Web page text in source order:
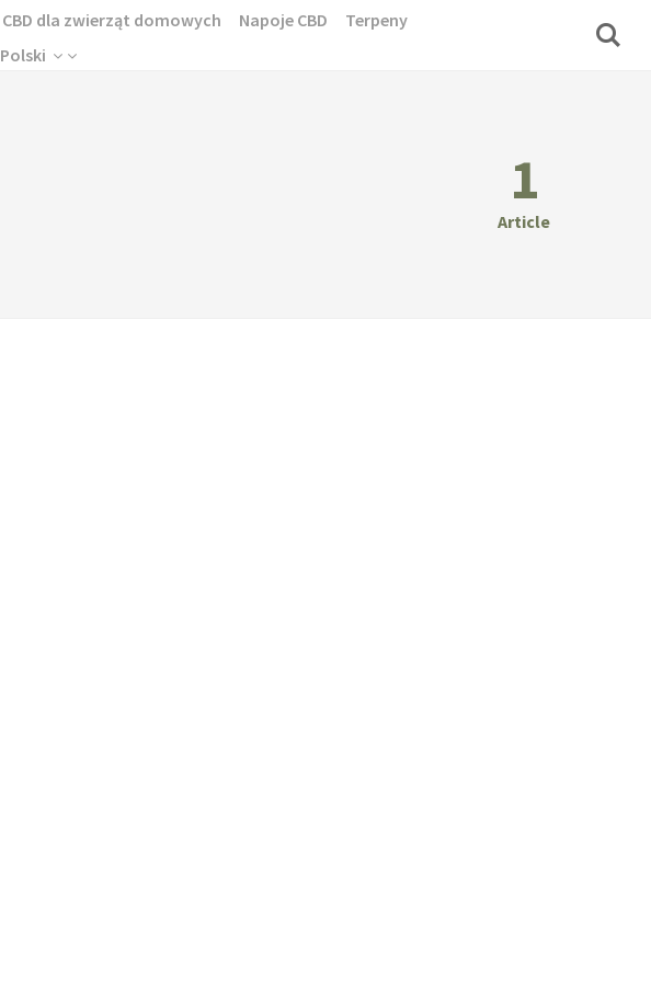
CBD dla zwierząt domowych Napoje CBD
Terpeny
Polski
1
Article